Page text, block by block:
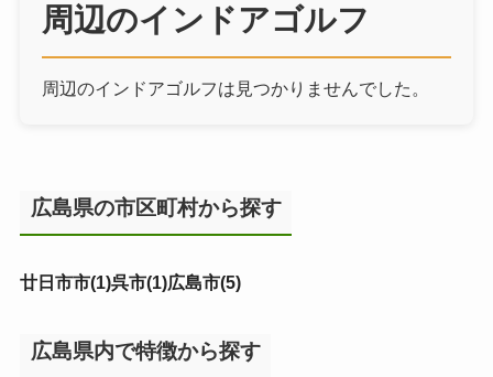
周辺のインドアゴルフ
周辺のインドアゴルフは見つかりませんでした。
広島県の市区町村から探す
廿日市市(1)呉市(1)広島市(5)
広島県内で特徴から探す